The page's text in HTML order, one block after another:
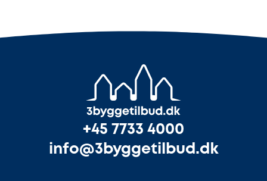
+45 7733 4000
info@3byggetilbud.dk